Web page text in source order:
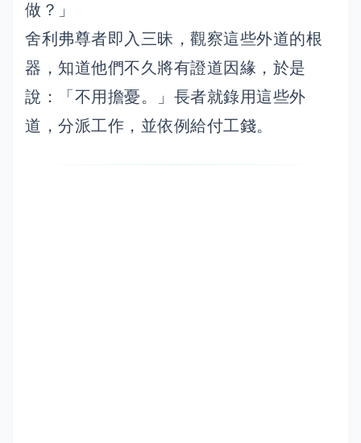
做？」
舍利弗尊者即入三昧，觀察這些外道的根
器，知道他們不久將有證道因緣，於是
說：「不用擔憂。」長者就錄用這些外
道，分派工作，並依例給付工錢。